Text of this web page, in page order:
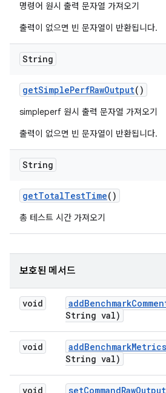
명령어 원시 출력 문자열 가져오기
출력이 없으면 빈 문자열이 반환됩니다.
String
getSimplePerfRawOutput()
simpleperf 원시 출력 문자열 가져오기
출력이 없으면 빈 문자열이 반환됩니다.
String
getTotalTestTime()
총 테스트 시간 가져오기
보호된 메서드
void addBenchmark
String val)
void addBenchmarkMetrics
String val)
void setCommandRawOutput